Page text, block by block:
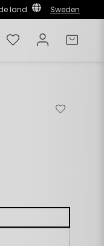
land Sweden
ÖnskelistaLogga in
Lägg